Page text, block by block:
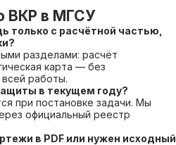
ВКР в МГСУ
только с расчётной частью,
разделами: расчёт
карта — без
работы.
в текущем году?
при постановке задачи. Мы
официальный реестр
в PDF или нужен исходный